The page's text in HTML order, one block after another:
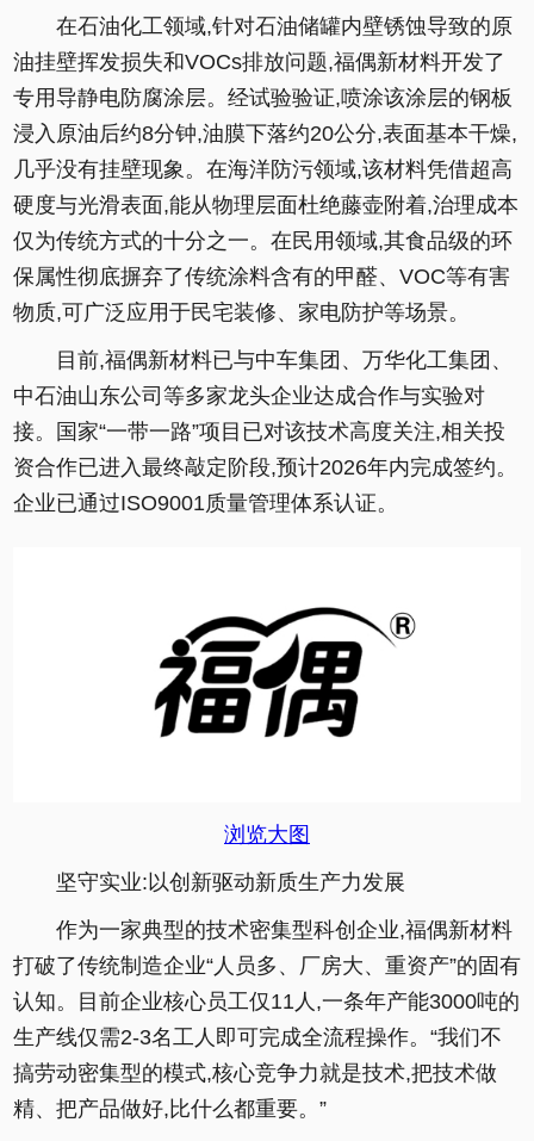
在石油化工领域,针对石油储罐内壁锈蚀导致的原
油挂壁挥发损失和VOCs排放问题,福偶新材料开发了
专用导静电防腐涂层。经试验验证,喷涂该涂层的钢板
浸入原油后约8分钟,油膜下落约20公分,表面基本干燥,
几乎没有挂壁现象。在海洋防污领域,该材料凭借超高
硬度与光滑表面,能从物理层面杜绝藤壶附着,治理成本
仅为传统方式的十分之一。在民用领域,其食品级的环
保属性彻底摒弃了传统涂料含有的甲醛、VOC等有害
物质,可广泛应用于民宅装修、家电防护等场景。
目前,福偶新材料已与中车集团、万华化工集团、
中石油山东公司等多家龙头企业达成合作与实验对
接。国家“一带一路”项目已对该技术高度关注,相关投
资合作已进入最终敲定阶段,预计2026年内完成签约。
企业已通过ISO9001质量管理体系认证。
浏览大图
坚守实业:以创新驱动新质生产力发展
作为一家典型的技术密集型科创企业,福偶新材料
打破了传统制造企业“人员多、厂房大、重资产”的固有
认知。目前企业核心员工仅11人,一条年产能3000吨的
生产线仅需2-3名工人即可完成全流程操作。“我们不
搞劳动密集型的模式,核心竞争力就是技术,把技术做
精、把产品做好,比什么都重要。”